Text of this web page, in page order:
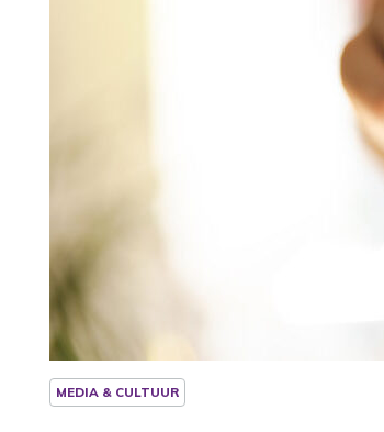
MEDIA & CULTUUR